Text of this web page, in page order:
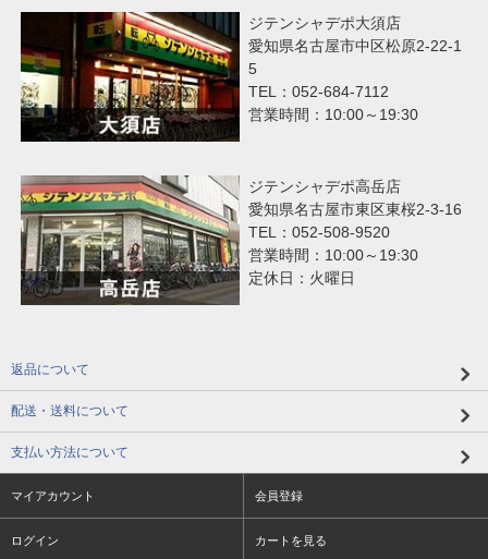
ジテンシャデポ大須店
愛知県名古屋市中区松原2-22-1
5
TEL：052-684-7112
営業時間：10:00～19:30
ジテンシャデポ高岳店
愛知県名古屋市東区東桜2-3-16
TEL：052-508-9520
営業時間：10:00～19:30
定休日：火曜日
返品について
配送・送料について
支払い方法について
マイアカウント 会員登録
ログイン カートを見る